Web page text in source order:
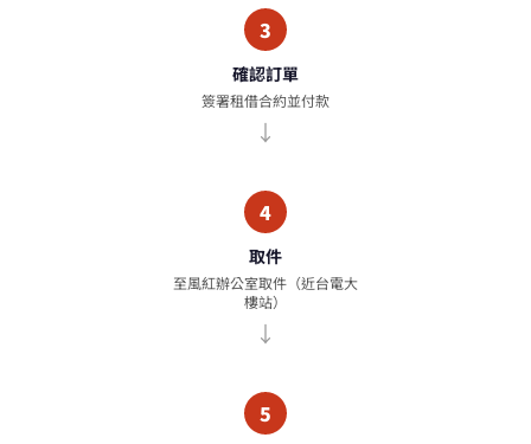
3
確認訂單
簽署租借合約並付款
4
取件
至風紅辦公室取件（近台電大
樓站）
5